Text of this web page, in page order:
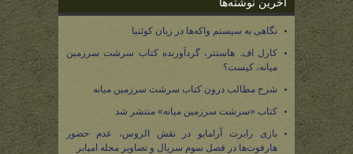
آخرین نوشته‌ها
نگاهی به سیستم واکه‌ها در زبان کوئنیا
کارل اف. هاستتر، گردآورنده کتاب سرشت سرزمین
میانه، کیست؟
شرح مطالب درون کتاب سرشت سرزمین میانه
کتاب «سرشت سرزمین میانه» منتشر شد
بازی رابرت آرامایو در نقش الروس، عدم حضور
هارفوت‌ها در فصل سوم سریال و تصاویر مجله امپایر